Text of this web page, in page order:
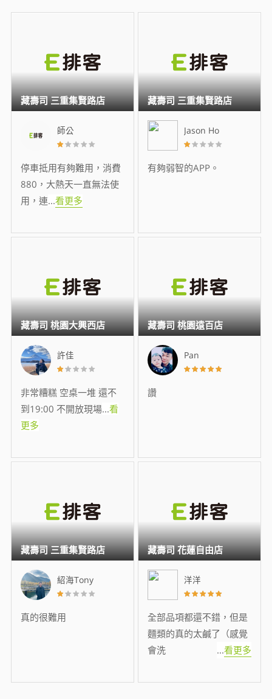
師公
停車抵用有夠難用，消費
880，大熱天一直無法使
用，連...看更多
藏壽司 三重集賢路店
Jason Ho
有夠弱智的APP。
藏壽司 三重集賢路店
許佳
非常糟糕 空桌一堆 還不
到19:00 不開放現場...看
更多
藏壽司 桃園大興西店
Pan
讚
藏壽司 桃園遠百店
紹海Tony
真的很難用
藏壽司 三重集賢路店
洋洋
全部品項都還不錯，但是
麵類的真的太鹹了（感覺
會洗
...看更多
藏壽司 花蓮自由店